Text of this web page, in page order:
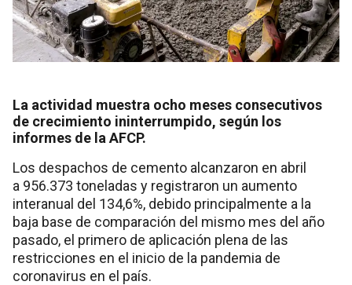
La actividad muestra ocho meses consecutivos
de crecimiento ininterrumpido, según los
informes de la AFCP.
Los despachos de cemento alcanzaron en abril
a 956.373 toneladas y registraron un aumento
interanual del 134,6%, debido principalmente a la
baja base de comparación del mismo mes del año
pasado, el primero de aplicación plena de las
restricciones en el inicio de la pandemia de
coronavirus en el país.